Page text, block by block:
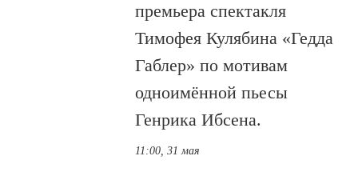
премьера спектакля
Тимофея Кулябина «Гедда
Габлер» по мотивам
одноимённой пьесы
Генрика Ибсена.
11:00, 31 мая